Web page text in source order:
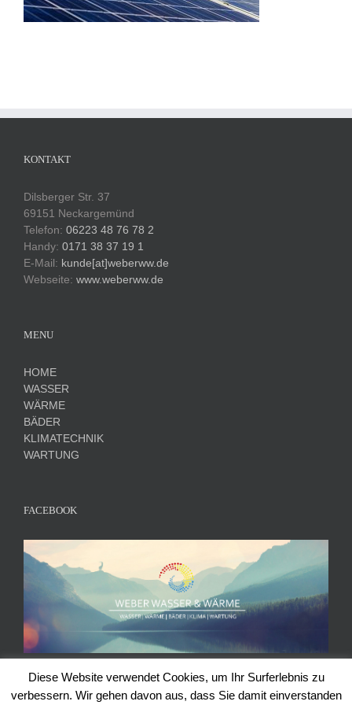
KONTAKT
Dilsberger Str. 37
69151 Neckargemünd
Telefon: 06223 48 76 78 2
Handy: 0171 38 37 19 1
E-Mail: kunde[at]weberww.de
Webseite: www.weberww.de
MENU
HOME
WASSER
WÄRME
BÄDER
KLIMATECHNIK
WARTUNG
FACEBOOK
Diese Website verwendet Cookies, um Ihr Surferlebnis zu
verbessern. Wir gehen davon aus, dass Sie damit einverstanden